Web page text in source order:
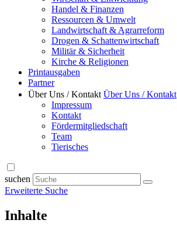
Handel & Finanzen
Ressourcen & Umwelt
Landwirtschaft & Agrarreform
Drogen & Schattenwirtschaft
Militär & Sicherheit
Kirche & Religionen
Printausgaben
Partner
Über Uns / Kontakt Über Uns / Kontakt
Impressum
Kontakt
Fördermitgliedschaft
Team
Tierisches
suchen
Erweiterte Suche
Inhalte